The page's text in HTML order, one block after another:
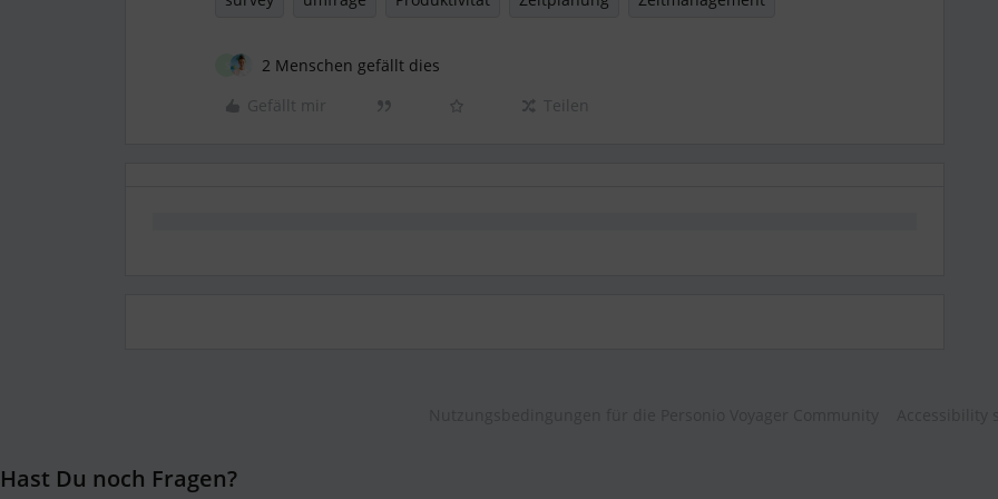
2 Menschen gefällt dies
Gefällt mir
Teilen
Hast Du noch Fragen?